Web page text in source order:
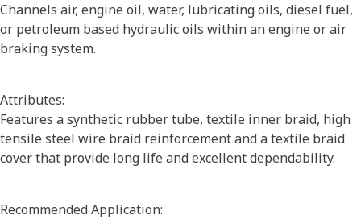
Channels air, engine oil, water, lubricating oils, diesel fuel,
or petroleum based hydraulic oils within an engine or air
braking system.
Attributes:
Features a synthetic rubber tube, textile inner braid, high
tensile steel wire braid reinforcement and a textile braid
cover that provide long life and excellent dependability.
Recommended Application: